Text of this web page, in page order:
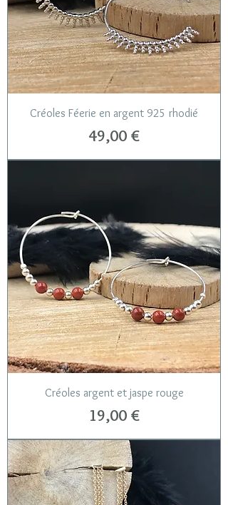
Créoles Féerie en argent 925 rhodié
Prix
49,00 €
Créoles argent et jaspe rouge
Prix
19,00 €